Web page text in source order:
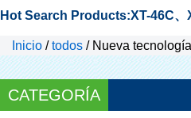
Hot Search Products:XT-46C、
Inicio /todos / Nueva tecnología
CATEGORÍA